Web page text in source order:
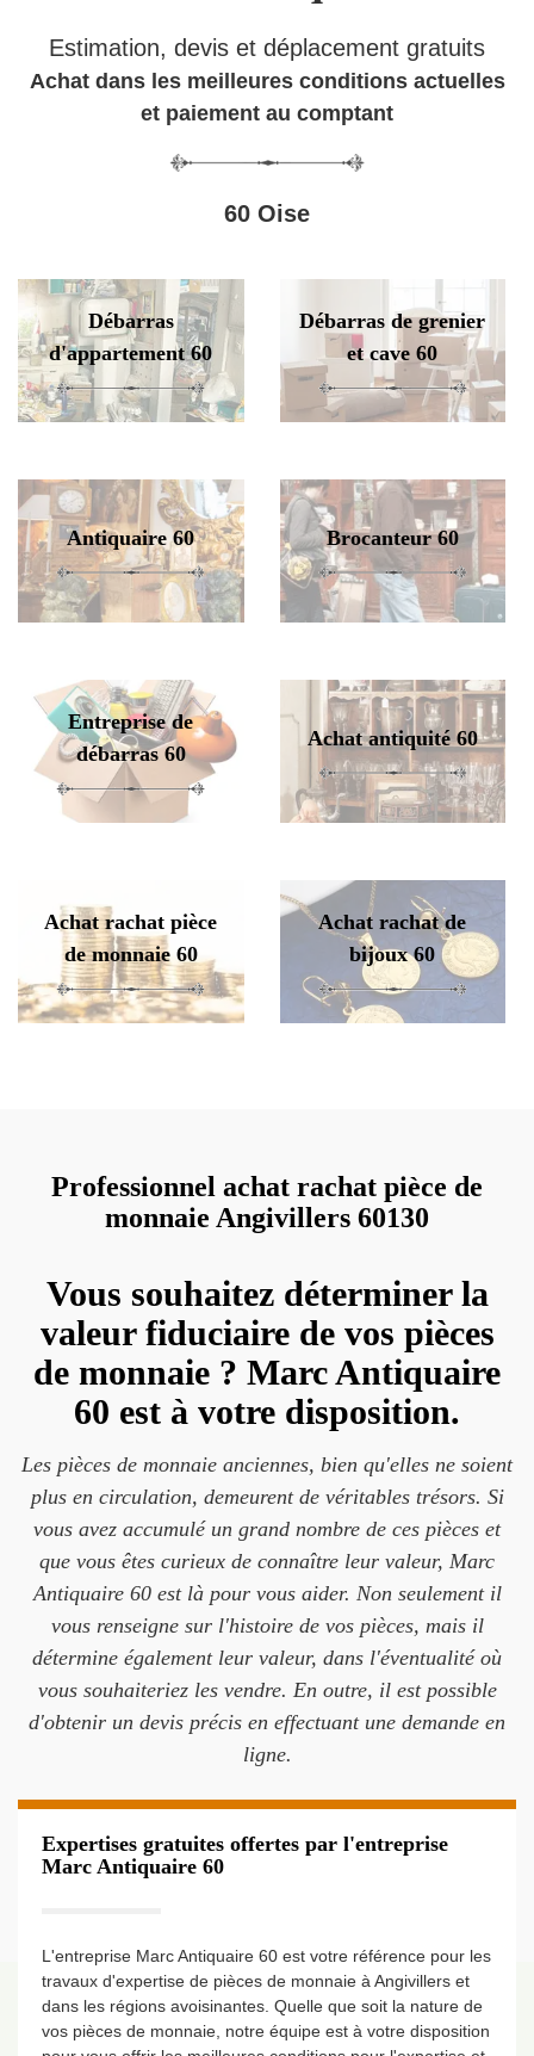
Estimation, devis et déplacement gratuits
Achat dans les meilleures conditions actuelles
et paiement au comptant
60 Oise
Débarras
d'appartement 60
Débarras de grenier
et cave 60
Antiquaire 60 Brocanteur 60
Entreprise de
débarras 60
Achat antiquité 60
Achat rachat pièce
de monnaie 60
Achat rachat de
bijoux 60
Professionnel achat rachat pièce de
monnaie Angivillers 60130
Vous souhaitez déterminer la
valeur fiduciaire de vos pièces
de monnaie ? Marc Antiquaire
60 est à votre disposition.
Les pièces de monnaie anciennes, bien qu'elles ne soient
plus en circulation, demeurent de véritables trésors. Si
vous avez accumulé un grand nombre de ces pièces et
que vous êtes curieux de connaître leur valeur, Marc
Antiquaire 60 est là pour vous aider. Non seulement il
vous renseigne sur l'histoire de vos pièces, mais il
détermine également leur valeur, dans l'éventualité où
vous souhaiteriez les vendre. En outre, il est possible
d'obtenir un devis précis en effectuant une demande en
ligne.
Expertises gratuites offertes par l'entreprise
Marc Antiquaire 60
L'entreprise Marc Antiquaire 60 est votre référence pour les
travaux d'expertise de pièces de monnaie à Angivillers et
dans les régions avoisinantes. Quelle que soit la nature de
vos pièces de monnaie, notre équipe est à votre disposition